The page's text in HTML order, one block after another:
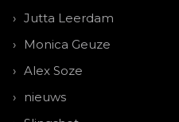
Jutta Leerdam
Monica Geuze
Alex Soze
nieuws